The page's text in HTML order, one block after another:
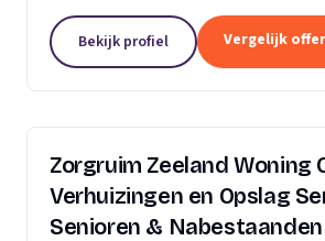
Bekijk profiel Vergelijk
Zorgruim Zeeland Woning
Verhuizingen en Opslag
Senioren & Nabestaanden